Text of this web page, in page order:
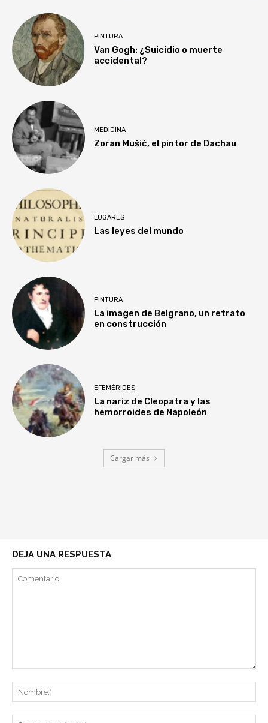
PINTURA
Van Gogh: ¿Suicidio o muerte
accidental?
MEDICINA
Zoran Mušič, el pintor de Dachau
LUGARES
Las leyes del mundo
PINTURA
La imagen de Belgrano, un retrato
en construcción
EFEMÉRIDES
La nariz de Cleopatra y las
hemorroides de Napoleón
Cargar más
DEJA UNA RESPUESTA